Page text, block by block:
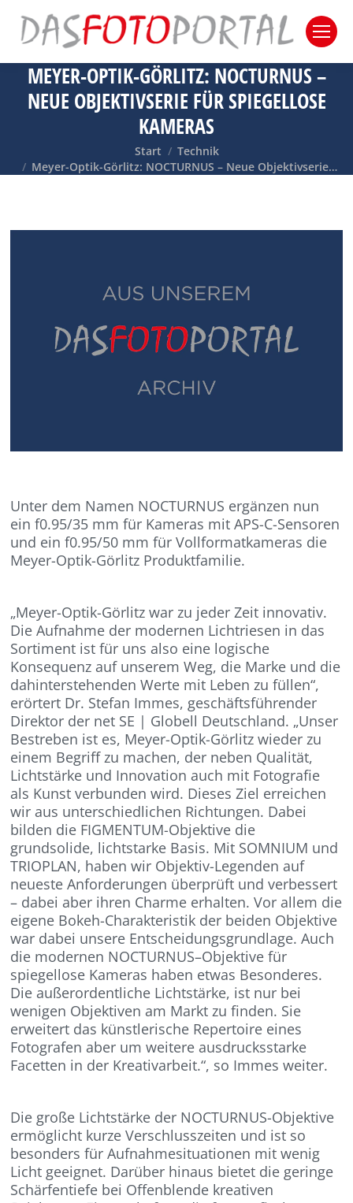
MEYER-OPTIK-GÖRLITZ: NOCTURNUS –
NEUE OBJEKTIVSERIE FÜR SPIEGELLOSE
KAMERAS
Sie befinden sich hier:
Start
Technik
Meyer-Optik-Görlitz: NOCTURNUS – Neue Objektivserie…
Unter dem Namen NOCTURNUS ergänzen nun
ein f0.95/35 mm für Kameras mit APS-C-Sensoren
und ein f0.95/50 mm für Vollformatkameras die
Meyer-Optik-Görlitz Produktfamilie.
„Meyer-Optik-Görlitz war zu jeder Zeit innovativ.
Die Aufnahme der modernen Lichtriesen in das
Sortiment ist für uns also eine logische
Konsequenz auf unserem Weg, die Marke und die
dahinterstehenden Werte mit Leben zu füllen“,
erörtert Dr. Stefan Immes, geschäftsführender
Direktor der net SE | Globell Deutschland. „Unser
Bestreben ist es, Meyer-Optik-Görlitz wieder zu
einem Begriff zu machen, der neben Qualität,
Lichtstärke und Innovation auch mit Fotografie
als Kunst verbunden wird. Dieses Ziel erreichen
wir aus unterschiedlichen Richtungen. Dabei
bilden die FIGMENTUM-Objektive die
grundsolide, lichtstarke Basis. Mit SOMNIUM und
TRIOPLAN, haben wir Objektiv-Legenden auf
neueste Anforderungen überprüft und verbessert
– dabei aber ihren Charme erhalten. Vor allem die
eigene Bokeh-Charakteristik der beiden Objektive
war dabei unsere Entscheidungsgrundlage. Auch
die modernen NOCTURNUS–Objektive für
spiegellose Kameras haben etwas Besonderes.
Die außerordentliche Lichtstärke, ist nur bei
wenigen Objektiven am Markt zu finden. Sie
erweitert das künstlerische Repertoire eines
Fotografen aber um weitere ausdrucksstarke
Facetten in der Kreativarbeit.“, so Immes weiter.
Die große Lichtstärke der NOCTURNUS-Objektive
ermöglicht kurze Verschlusszeiten und ist so
besonders für Aufnahmesituationen mit wenig
Licht geeignet. Darüber hinaus bietet die geringe
Schärfentiefe bei Offenblende kreativen